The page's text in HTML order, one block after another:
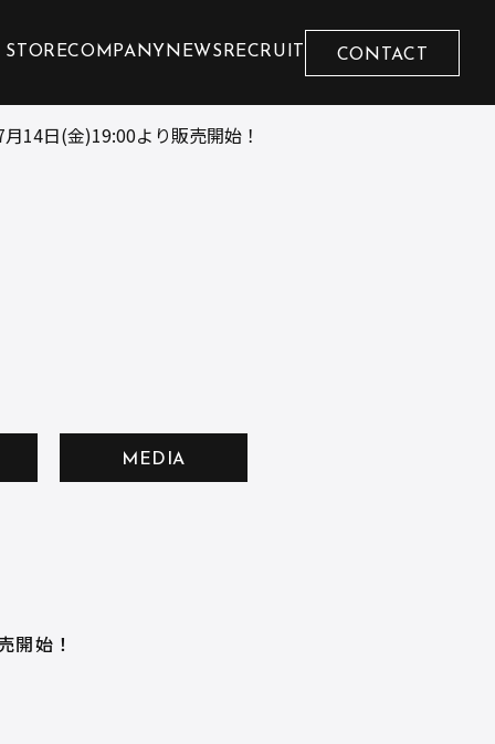
COMPANY NEWS RECRUIT CONTACT
14日(金)19:00より販売開始！
MEDIA
始！